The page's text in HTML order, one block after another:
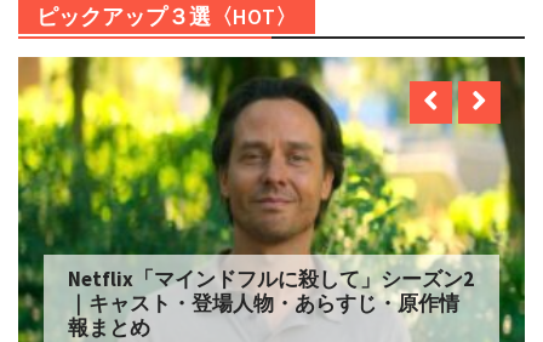
ピックアップ３選〈HOT〉
Netflix「マインドフルに殺して」シーズン2
｜キャスト・登場人物・あらすじ・原作情
報まとめ